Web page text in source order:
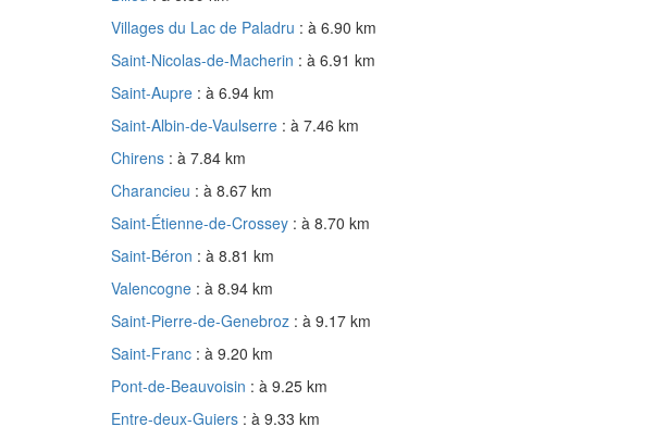
Villages du Lac de Paladru : à 6.90 km
Saint-Nicolas-de-Macherin : à 6.91 km
Saint-Aupre : à 6.94 km
Saint-Albin-de-Vaulserre : à 7.46 km
Chirens : à 7.84 km
Charancieu : à 8.67 km
Saint-Étienne-de-Crossey : à 8.70 km
Saint-Béron : à 8.81 km
Valencogne : à 8.94 km
Saint-Pierre-de-Genebroz : à 9.17 km
Saint-Franc : à 9.20 km
Pont-de-Beauvoisin : à 9.25 km
Entre-deux-Guiers : à 9.33 km